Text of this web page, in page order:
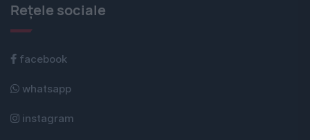
Rețele sociale
facebook
whatsapp
instagram